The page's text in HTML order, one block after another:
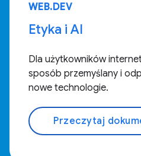
WEB.DEV
Etyka i AI
Dla użytkowników
sposób przemyślany i
nowe technologie.
Przeczytaj